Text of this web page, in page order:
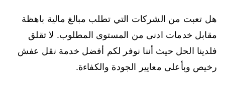
هل تعبت من الشركات التي تطلب مبالغ مالية باهظة
مقابل خدمات ادنى من المستوى المطلوب. لا تقلق
فلدينا الحل حيث أننا نوفر لكم أفضل خدمة نقل عفش
رخيص وبأعلى معايير الجودة والكفاءة.